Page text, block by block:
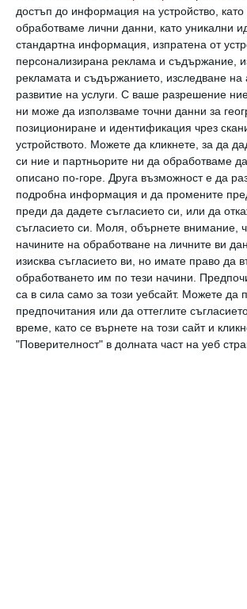
достъп до информация на устройство, като
обработваме лични данни, като уникални
стандартна информация, изпратена от
персонализирана реклама и съдържание,
рекламата и съдържанието, изследване на
развитие на услуги. С ваше разрешение
ни може да използваме точни данни за
позициониране и идентификация чрез
устройството. Можете да кликнете, за да
си ние и партньорите ни да обработваме
описано по-горе. Друга възможност е да
подробна информация и да промените
преди да дадете съгласието си, или да
съгласието си. Моля, обърнете внимание,
начините на обработване на личните ви
изисква съгласието ви, но имате право да
обработването им по тези начини.
са в сила само за този уебсайт. Можете да
предпочитания или да оттеглите
време, като се върнете на този сайт и
"Поверителност" в долната част на уеб
върху ученето, е по-вероятно
процъфтяват в работата и да
повишения.
Хората с любов към ученето
желание да се развиват и искат
непрекъснато да се
вълнува самият процес на
резултатът от него. Те също
се стремят да разбират и
проблеми. Това от своя страна
прави по-успешни и свързани с
За съжаление икономическите
предизвикателства могат да